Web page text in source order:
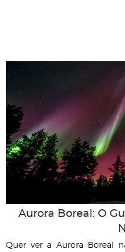
Aurora Boreal: O
Quer ver a Aurora Boreal